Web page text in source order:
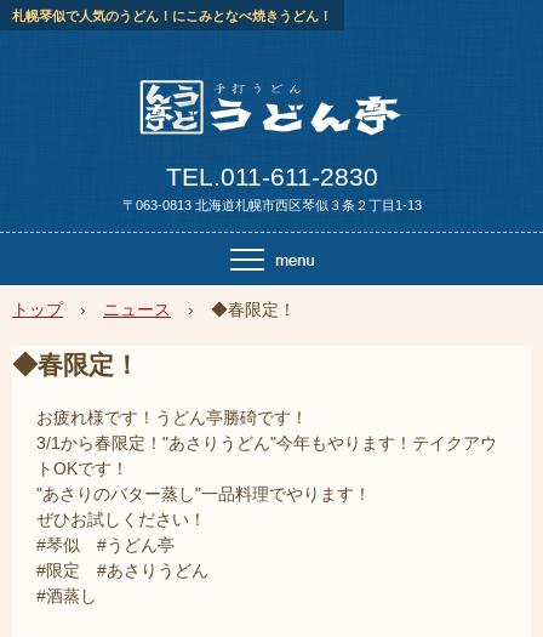
札幌琴似で人気のうどん！にこみとなべ焼きうどん！
TEL.011-611-2830
〒063-0813 北海道札幌市西区琴似３条２丁目1-13
トップ › ニュース › ◆春限定！
◆春限定！
お疲れ様です！うどん亭勝碕です！
3/1から春限定！"あさりうどん"今年もやります！テイクアウ
トOKです！
"あさりのバター蒸し"一品料理でやります！
ぜひお試しください！
#琴似 #うどん亭
#限定 #あさりうどん
#酒蒸し